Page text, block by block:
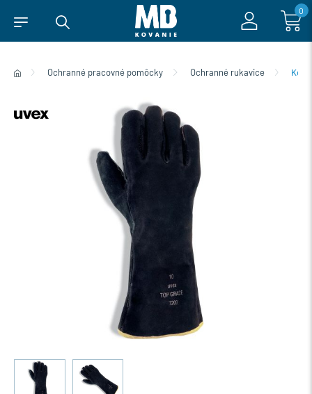
0
Ochranné pracovné pomôcky Ochranné rukavice